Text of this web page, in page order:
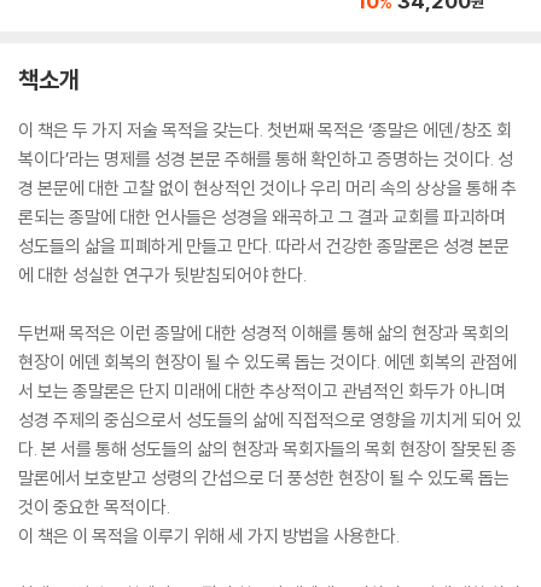
책소개
이 책은 두 가지 저술 목적을 갖는다. 첫번째 목적은 ‘종말은 에덴/창조 회
복이다’라는 명제를 성경 본문 주해를 통해 확인하고 증명하는 것이다. 성
경 본문에 대한 고찰 없이 현상적인 것이나 우리 머리 속의 상상을 통해 추
론되는 종말에 대한 언사들은 성경을 왜곡하고 그 결과 교회를 파괴하며
성도들의 삶을 피폐하게 만들고 만다. 따라서 건강한 종말론은 성경 본문
에 대한 성실한 연구가 뒷받침되어야 한다.
두번째 목적은 이런 종말에 대한 성경적 이해를 통해 삶의 현장과 목회의
현장이 에덴 회복의 현장이 될 수 있도록 돕는 것이다. 에덴 회복의 관점에
서 보는 종말론은 단지 미래에 대한 추상적이고 관념적인 화두가 아니며
성경 주제의 중심으로서 성도들의 삶에 직접적으로 영향을 끼치게 되어 있
다. 본 서를 통해 성도들의 삶의 현장과 목회자들의 목회 현장이 잘못된 종
말론에서 보호받고 성령의 간섭으로 더 풍성한 현장이 될 수 있도록 돕는
것이 중요한 목적이다.
이 책은 이 목적을 이루기 위해 세 가지 방법을 사용한다.